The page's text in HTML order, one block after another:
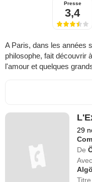
Presse
3,4
A Paris, dans les années
philosophe, fait découvrir
l'amour et quelques
29
De
Avec